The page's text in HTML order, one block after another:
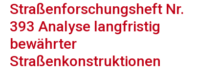
Straßenforschungsheft Nr.
393 Analyse langfristig
bewährter
Straßenkonstruktionen